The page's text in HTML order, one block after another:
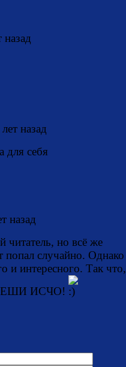
назад
назад
для себя
назад
читатель, но всё же
случайно. Однако
и интересного. Так
ИСЧО!